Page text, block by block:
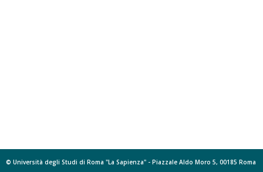
© Università degli Studi di Roma "La Sapienza" - Piazzale Aldo Moro 5, 00185 Roma